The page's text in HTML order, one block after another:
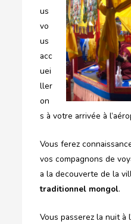
us
vo
us
acc
uei
ller
on
s à votre arrivée à
Vous ferez
vos compagnons de
a la decouverte de la
traditionnel mongol.
Vous passerez la nuit à